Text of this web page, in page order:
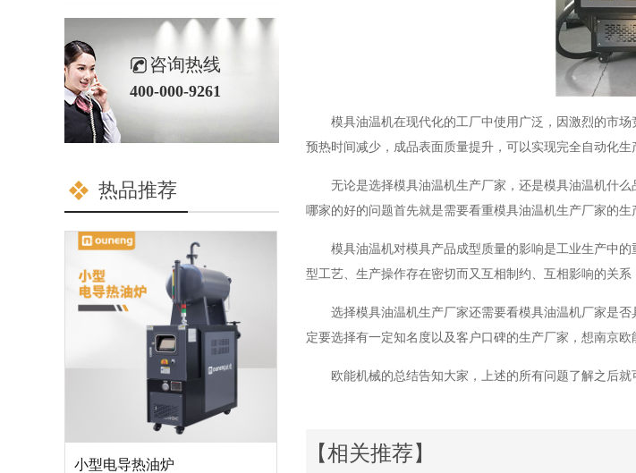
模具油温机在现代化的工厂中使用广泛，因激烈的市
预热时间减少，成品表面质量提升，可以实现完全自动化
无论是选择模具油温机生产厂家，还是模具油温机什
哪家的好的问题首先就是需要看重模具油温机生产厂家的生
模具油温机对模具产品成型质量的影响是工业生产中
型工艺、生产操作存在密切而又互相制约、互相影响的关
选择模具油温机生产厂家还需要看模具油温机厂家是
定要选择有一定知名度以及客户口碑的生产厂家，想南京欧
欧能机械的总结告知大家，上述的所有问题了解之后
【相关推荐】
咨询热线
400-000-9261
热品推荐
小型电导热油炉